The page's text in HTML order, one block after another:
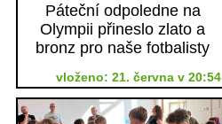
Páteční odpoledne na
Olympii přineslo zlato a
bronz pro naše fotbalisty
vloženo: 21. června v 20:54